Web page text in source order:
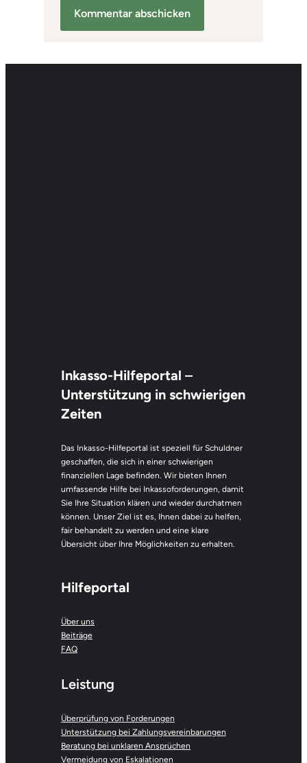
Inkasso-Hilfeportal –
Unterstützung in schwierigen
Zeiten
Das Inkasso-Hilfeportal ist speziell für Schuldner
geschaffen, die sich in einer schwierigen
finanziellen Lage befinden. Wir bieten Ihnen
umfassende Hilfe bei Inkassoforderungen, damit
Sie Ihre Situation klären und wieder durchatmen
können. Unser Ziel ist es, Ihnen dabei zu helfen,
fair behandelt zu werden und eine klare
Übersicht über Ihre Möglichkeiten zu erhalten.
Hilfeportal
Über uns
Beiträge
FAQ
Leistung
Überprüfung von Forderungen
Unterstützung bei Zahlungsvereinbarungen
Beratung bei unklaren Ansprüchen
Vermeidung von Eskalationen